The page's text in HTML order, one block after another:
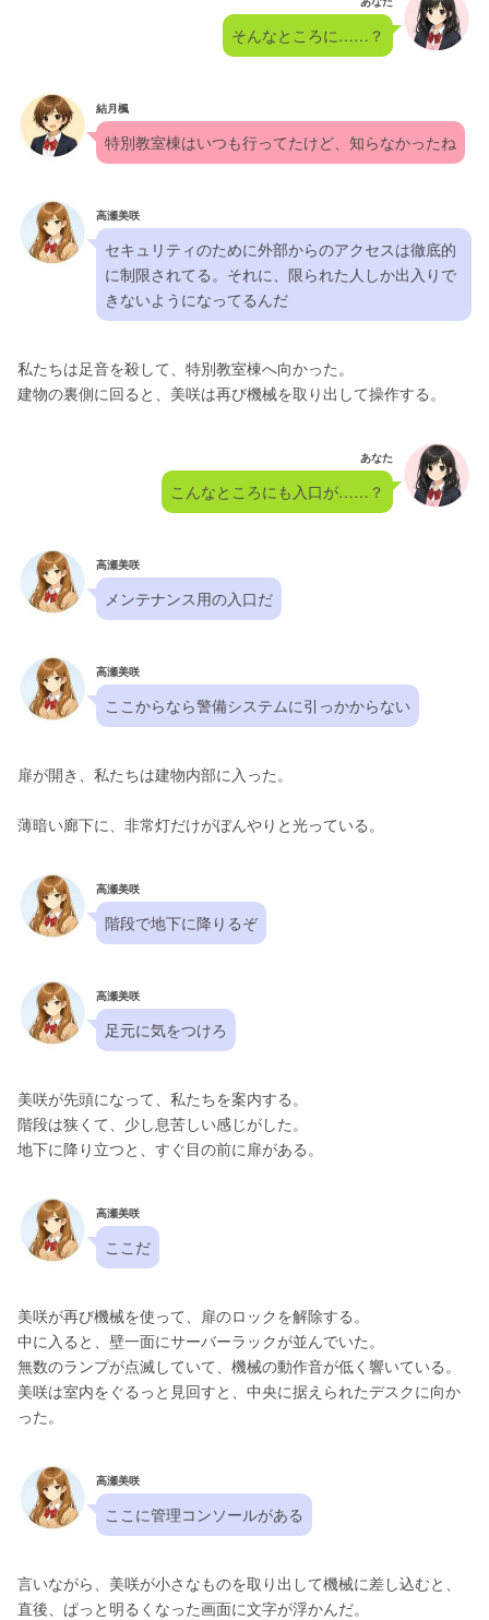
そんなところに……？
結月楓
特別教室棟はいつも行ってたけど、知らなかったね
高瀬美咲
セキュリティのために外部からのアクセスは徹底的
に制限されてる。それに、限られた人しか出入りで
きないようになってるんだ
私たちは足音を殺して、特別教室棟へ向かった。
建物の裏側に回ると、美咲は再び機械を取り出して操作する。
あなた
こんなところにも入口が……？
高瀬美咲
メンテナンス用の入口だ
高瀬美咲
ここからなら警備システムに引っかからない
扉が開き、私たちは建物内部に入った。
薄暗い廊下に、非常灯だけがぼんやりと光っている。
高瀬美咲
階段で地下に降りるぞ
高瀬美咲
足元に気をつけろ
美咲が先頭になって、私たちを案内する。
階段は狭くて、少し息苦しい感じがした。
地下に降り立つと、すぐ目の前に扉がある。
高瀬美咲
ここだ
美咲が再び機械を使って、扉のロックを解除する。
中に入ると、壁一面にサーバーラックが並んでいた。
無数のランプが点滅していて、機械の動作音が低く響いている。
美咲は室内をぐるっと見回すと、中央に据えられたデスクに向か
った。
高瀬美咲
ここに管理コンソールがある
言いながら、美咲が小さなものを取り出して機械に差し込むと、
直後、ぱっと明るくなった画面に文字が浮かんだ。